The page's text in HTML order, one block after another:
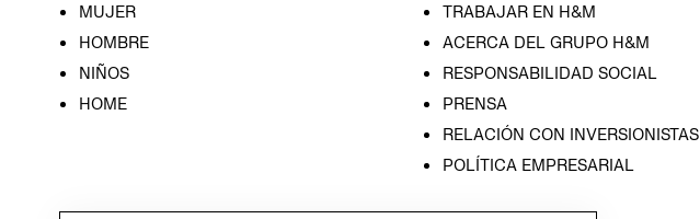
MUJER
HOMBRE
NIÑOS
HOME
TRABAJAR EN H&M
ACERCA DEL GRUPO H&M
RESPONSABILIDAD SOCIAL
PRENSA
RELACIÓN CON INVERSIONISTAS
POLÍTICA EMPRESARIAL